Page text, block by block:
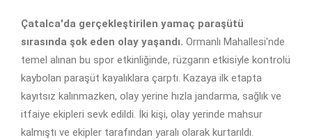
Çatalca'da gerçekleştirilen yamaç paraşütü
sırasında şok eden olay yaşandı. Ormanlı Mahallesi'nde
temel alınan bu spor etkinliğinde, rüzgarın etkisiyle kontrolü
kaybolan paraşüt kayalıklara çarptı. Kazaya ilk etapta
kayıtsız kalınmazken, olay yerine hızla jandarma, sağlık ve
itfaiye ekipleri sevk edildi. İki kişi, olay yerinde mahsur
kalmıştı ve ekipler tarafından yaralı olarak kurtarıldı.